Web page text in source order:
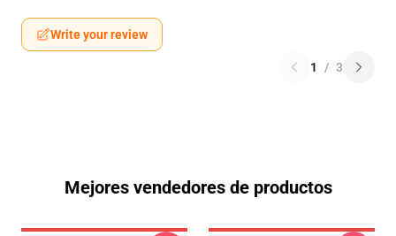
Write your review
1 / 3
Mejores vendedores de productos